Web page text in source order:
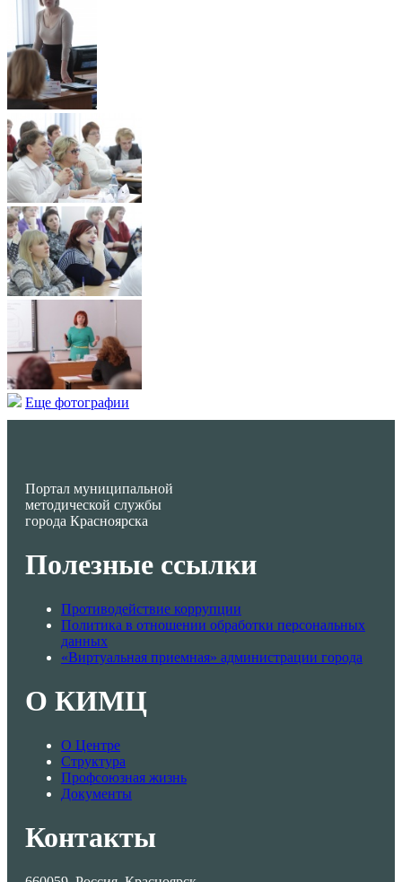
Еще фотографии
Портал муниципальной
методической службы
города Красноярска
Полезные ссылки
Противодействие коррупции
Политика в отношении обработки персональных
данных
«Виртуальная приемная» администрации города
О КИМЦ
О Центре
Структура
Профсоюзная жизнь
Документы
Контакты